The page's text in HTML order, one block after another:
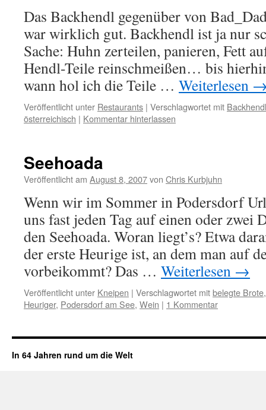
Das Backhendl gegenüber von
war wirklich gut. Backhendl ist ja nur
Sache: Huhn zerteilen, panieren, Fett
Hendl-Teile reinschmeißen… bis
wann hol ich die Teile … Weiterlesen
Veröffentlicht unter Restaurants | Verschlagwortet mit Backhendl
österreichisch | Kommentar hinterlassen
Seehoada
Veröffentlicht am August 8, 2007von Chris Kurbjuhn
Wenn wir im Sommer in Podersdorf
uns fast jeden Tag auf einen oder zwei
den Seehoada. Woran liegt’s? Etwa
der erste Heurige ist, an dem man auf
vorbeikommt? Das … Weiterlesen →
Veröffentlicht unter Kneipen | Verschlagwortet mitbelegte Brote
Heuriger, Podersdorf am See, Wein | 1 Kommentar
In 64 Jahren rund um die Welt